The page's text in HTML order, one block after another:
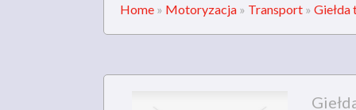
Home » Motoryzacja » Transport »